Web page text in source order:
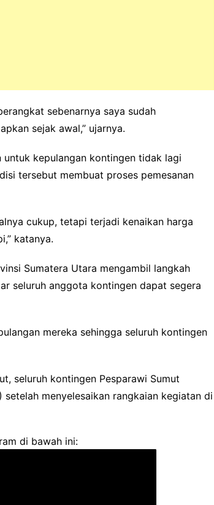
sebenarnya saya sudah
sejak awal,” ujarnya.
kepulangan kontingen tidak lagi
tersebut membuat proses pemesanan
cukup, tetapi terjadi kenaikan harga
katanya.
Sumatera Utara mengambil langkah
seluruh anggota kontingen dapat segera
mereka sehingga seluruh kontingen
seluruh kontingen Pesparawi Sumut
menyelesaikan rangkaian kegiatan di
di bawah ini: